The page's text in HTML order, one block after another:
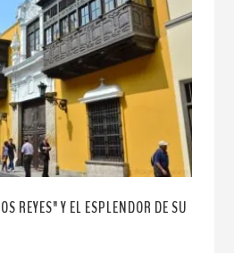
REYES" Y EL ESPLENDOR DE SU